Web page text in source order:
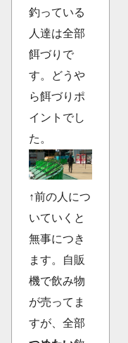
釣っている
人達は全部
餌づりで
す。どうや
ら餌づりポ
イントでし
た。
↑前の人につ
いていくと
無事につき
ます。自販
機で飲み物
が売ってま
すが、全部